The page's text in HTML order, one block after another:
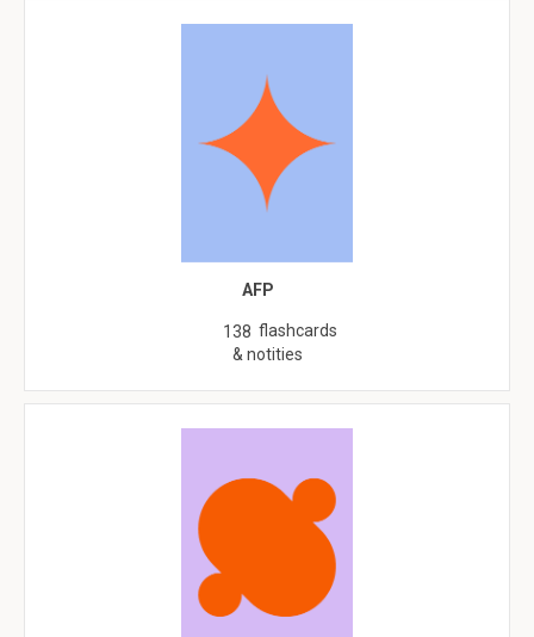
AFP
138 flashcards
& notities